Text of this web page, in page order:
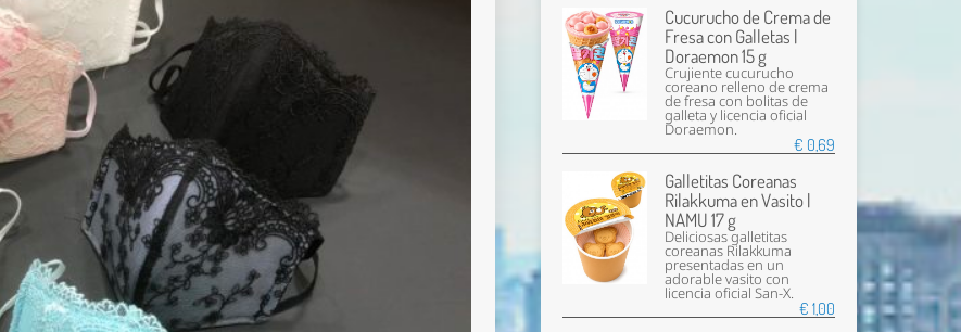
Cucurucho de Crema de
Fresa con Galletas |
Doraemon 15 g
Crujiente cucurucho
coreano relleno de crema
de fresa con bolitas de
galleta y licencia oficial
Doraemon.
€ 0,69
Galletitas Coreanas
Rilakkuma en Vasito |
NAMU 17 g
Deliciosas galletitas
coreanas Rilakkuma
presentadas en un
adorable vasito con
licencia oficial San-X.
€ 1,00